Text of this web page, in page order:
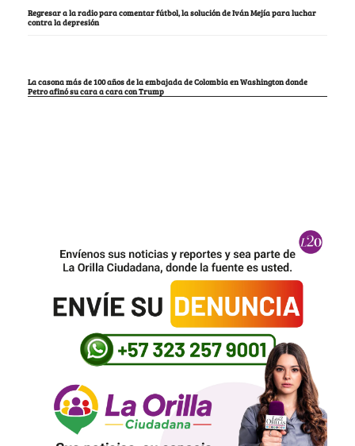
Regresar a la radio para comentar fútbol, la solución de Iván Mejía para luchar
contra la depresión
La casona más de 100 años de la embajada de Colombia en Washington donde
Petro afinó su cara a cara con Trump